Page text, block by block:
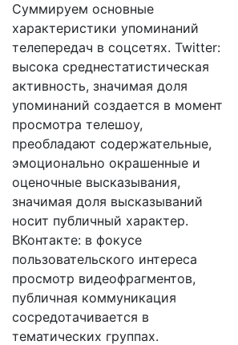
Суммируем основные
характеристики упоминаний
телепередач в соцсетях. Twitter:
высока среднестатистическая
активность, значимая доля
упоминаний создается в момент
просмотра телешоу,
преобладают содержательные,
эмоционально окрашенные и
оценочные высказывания,
значимая доля высказываний
носит публичный характер.
ВКонтакте: в фокусе
пользовательского интереса
просмотр видеофрагментов,
публичная коммуникация
сосредотачивается в
тематических группах.